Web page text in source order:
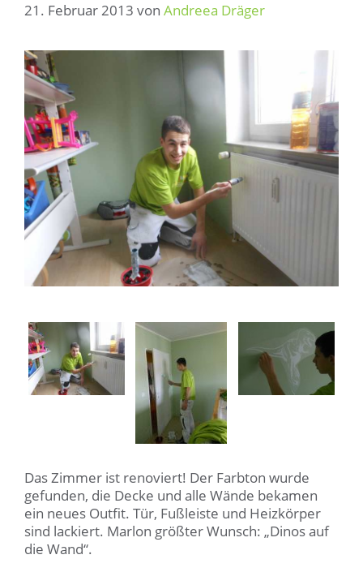
21. Februar 2013 von Andreea Dräger
Das Zimmer ist renoviert! Der Farbton wurde
gefunden, die Decke und alle Wände bekamen
ein neues Outfit. Tür, Fußleiste und Heizkörper
sind lackiert. Marlon größter Wunsch: „Dinos auf
die Wand“.